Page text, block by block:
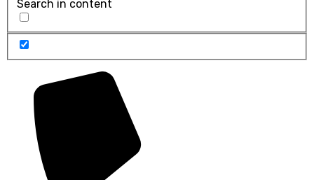
Search in content